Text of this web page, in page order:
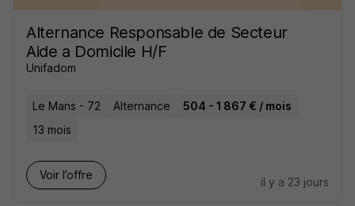
Alternance Responsable de Secteur
Aide a Domicile H/F
Unifadom
Le Mans - 72 Alternance
504 - 1 867 € / mois
13 mois
Voir l’offre
il y a 23 jours